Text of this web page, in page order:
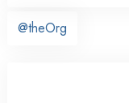
@theOrg